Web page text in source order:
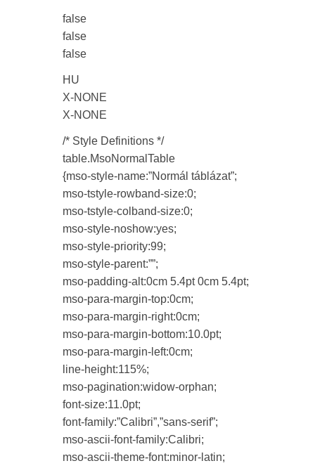
false
false
false
HU
X-NONE
X-NONE
/* Style Definitions */
table.MsoNormalTable
{mso-style-name:”Normál táblázat”;
mso-tstyle-rowband-size:0;
mso-tstyle-colband-size:0;
mso-style-noshow:yes;
mso-style-priority:99;
mso-style-parent:””;
mso-padding-alt:0cm 5.4pt 0cm 5.4pt;
mso-para-margin-top:0cm;
mso-para-margin-right:0cm;
mso-para-margin-bottom:10.0pt;
mso-para-margin-left:0cm;
line-height:115%;
mso-pagination:widow-orphan;
font-size:11.0pt;
font-family:”Calibri”,”sans-serif”;
mso-ascii-font-family:Calibri;
mso-ascii-theme-font:minor-latin;